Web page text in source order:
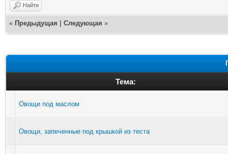
Найти
« Предыдущая Следующая »
Тема:
Овощи под маслом
Овощи, запеченные под крышкой из теста